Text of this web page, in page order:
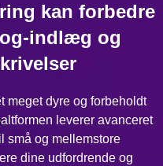
kan forbedre
indlæg og
meget dyre og forbeholdt
leverer avanceret
små og mellemstore
dine udfordrende og